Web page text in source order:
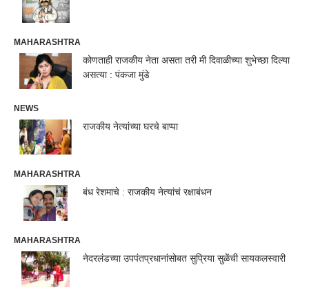
MAHARASHTRA
कोणताही राजकीय नेता असता तरी मी दिवाळीच्या शुभेच्छा दिल्या
असत्या : पंकजा मुंडे
NEWS
राजकीय नेत्यांच्या घरचे बाप्पा
MAHARASHTRA
बंध रेशमाचे : राजकीय नेत्यांचं रक्षाबंधन
MAHARASHTRA
नेदरलंडच्या उपपंतप्रधानांसोबत सुप्रिया सुळेंची सायकलस्वारी